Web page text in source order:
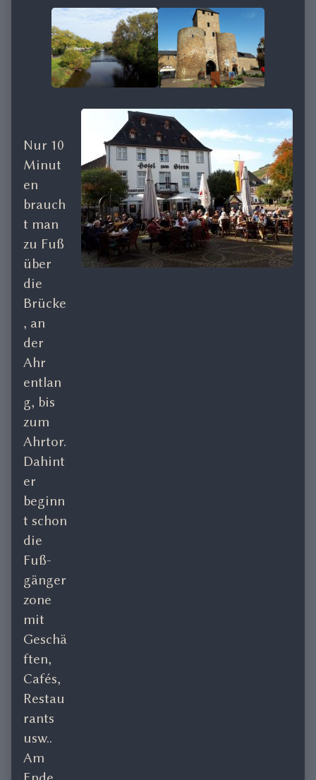
Nur 10
Minut
en
brauch
t man
zu Fuß
über
die
Brücke
, an
der
Ahr
entlan
g, bis
zum
Ahrtor.
Dahint
er
beginn
t schon
die
Fuß-
gänger
zone
mit
Geschä
ften,
Cafés,
Restau
rants
usw..
Am